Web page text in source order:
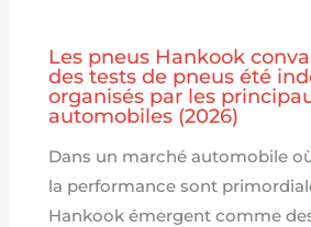
Les pneus Hankook
des tests de pneus été
organisés par les
automobiles (2026)
Dans un marché automobile
la performance sont
Hankook émergent comme